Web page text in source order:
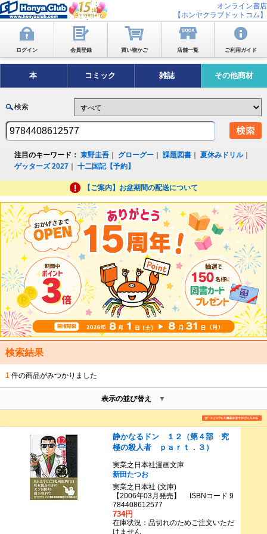
オンライン書店
【ホンヤクラブドットコム】
ログイン 会員登録 買い物かご 店舗一覧 ご利用ガイド
本 コミック 雑誌 その他商材
検索
注目のキーワード： 東野圭吾 グローグー ｜課題図書 ｜夏休みドリル｜
ゲッターズ 2027 ｜十二国記【予約】
【ご案内】お盆期間の配送について
検索結果
1 件の商品がみつかりました
表示の並び替え
静かなるドン １２（第４部 究
極の殺人者 ｐａｒｔ．３）
実業之日本社漫画文庫
新田たつお
実業之日本社 (文庫)
【2006年03月発売】 ISBNコード 9
784408612577
734円
在庫状況：品切れのためご注文いただ
けません